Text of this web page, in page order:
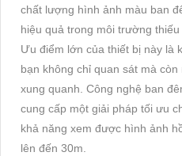
chất lượng hình ảnh màu ban
hiệu quả trong môi trường thiếu
Ưu điểm lớn của thiết bị này là
bạn không chỉ quan sát mà
xung quanh. Công nghệ ban
cung cấp một giải pháp tối ưu
khả năng xem được hình ảnh
lên đến 30m.